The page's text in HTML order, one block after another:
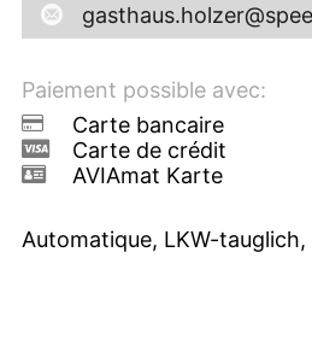
Paiement possible avec:
Carte bancaire
Carte de crédit
AVIAmat Karte
Automatique, LKW-tauglich,